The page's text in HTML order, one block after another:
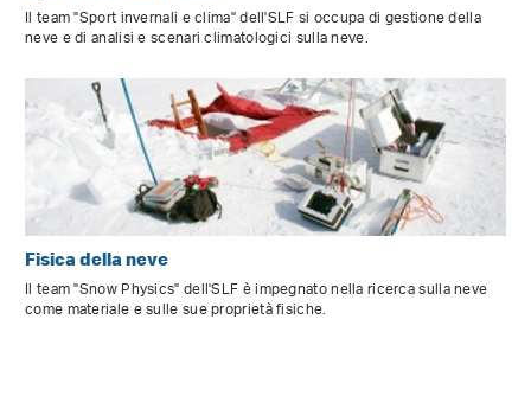
Il team "Sport invernali e clima" dell'SLF si occupa di gestione della
neve e di analisi e scenari climatologici sulla neve.
Fisica della neve
Il team "Snow Physics" dell'SLF è impegnato nella ricerca sulla neve
come materiale e sulle sue proprietà fisiche.